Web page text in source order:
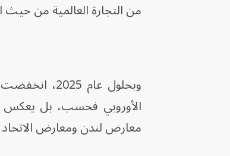
من التجارة العالمية من حيث
الأوروبي فحسب، بل يعكس
معارض لندن ومعارض الاتحاد